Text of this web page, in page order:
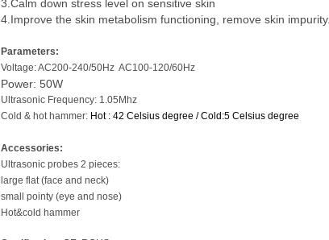
3.Calm down stress level on sensitive skin
4.Improve the skin metabolism functioning, remove skin impurity.
Parameters:
Voltage: AC200-240/50Hz AC100-120/60Hz
Power: 50W
Ultrasonic Frequency: 1.05Mhz
Cold & hot hammer: Hot : 42 Celsius degree / Cold:5 Celsius degree
Accessories:
Ultrasonic probes 2 pieces:
large flat (face and neck)
small pointy (eye and nose)
Hot&cold hammer